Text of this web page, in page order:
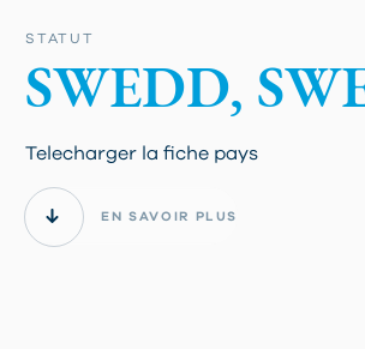
STATUT
SWEDD,
Telecharger la fiche pays
EN SAVOIR PLUS